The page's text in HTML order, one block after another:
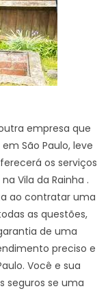
empresa que
São Paulo, leve
os serviços
Vila da Rainha .
ao contratar uma
as questões,
de uma
preciso e
Você e sua
seguros se uma